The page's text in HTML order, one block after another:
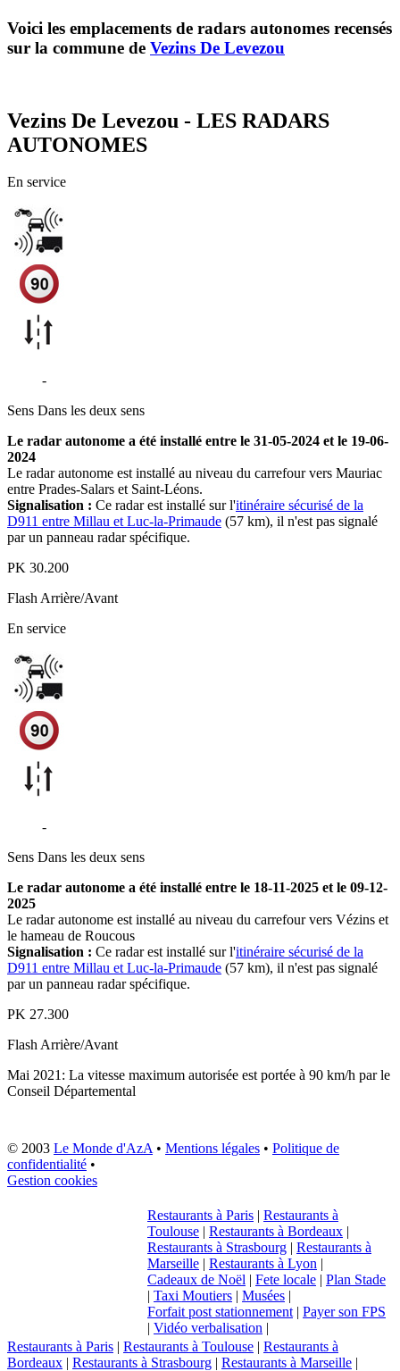
Voici les emplacements de radars autonomes recensés
sur la commune de Vezins De Levezou
Vezins De Levezou - LES RADARS
AUTONOMES
En service
-
Sens Dans les deux sens
Le radar autonome a été installé entre le 31-05-2024 et le 19-06-
2024
Le radar autonome est installé au niveau du carrefour vers Mauriac
entre Prades-Salars et Saint-Léons.
Signalisation : Ce radar est installé sur l'itinéraire sécurisé de la
D911 entre Millau et Luc-la-Primaude (57 km), il n'est pas signalé
par un panneau radar spécifique.
PK 30.200
FlashArrière/Avant
En service
-
Sens Dans les deux sens
Le radar autonome a été installé entre le 18-11-2025 et le 09-12-
2025
Le radar autonome est installé au niveau du carrefour vers Vézins et
le hameau de Roucous
Signalisation : Ce radar est installé sur l'itinéraire sécurisé de la
D911 entre Millau et Luc-la-Primaude (57 km), il n'est pas signalé
par un panneau radar spécifique.
PK 27.300
FlashArrière/Avant
Mai 2021: La vitesse maximum autorisée est portée à 90 km/h par le
Conseil Départemental
© 2003 Le Monde d'AzA• Mentions légales • Politique de
confidentialité •
Gestion cookies
Restaurants à Paris | Restaurants à
Toulouse | Restaurants à Bordeaux |
Restaurants à Strasbourg | Restaurants à
Marseille | Restaurants à Lyon |
Cadeaux de Noël | Fete locale | Plan Stade
| Taxi Moutiers | Musées |
Forfait post stationnement| Payer son FPS
| Vidéo verbalisation |
Restaurants à Paris | Restaurants à Toulouse | Restaurants à
Bordeaux | Restaurants à Strasbourg | Restaurants à Marseille |